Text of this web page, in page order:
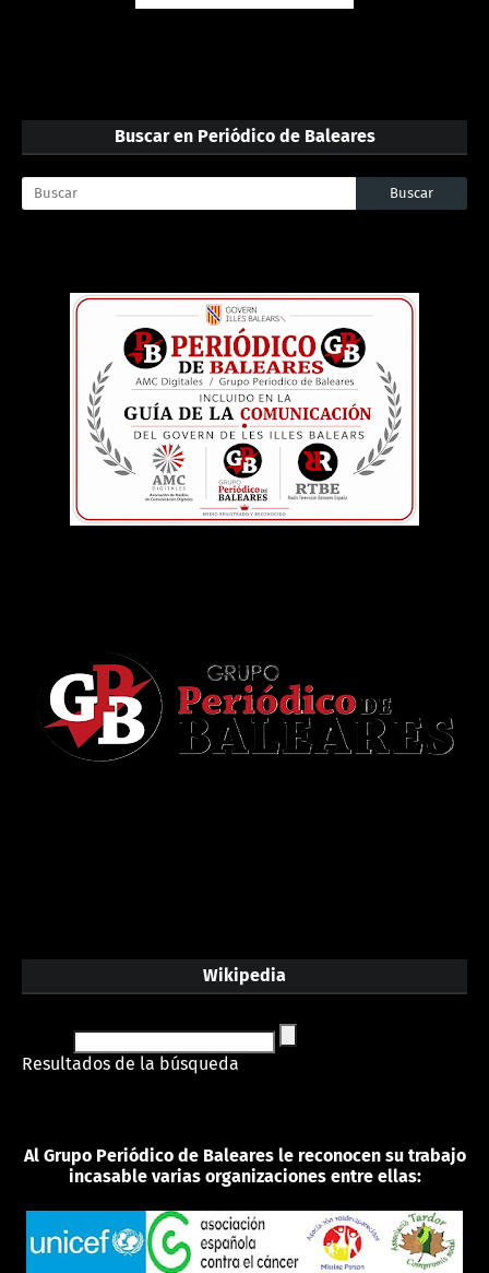
Buscar en Periódico de Baleares
Wikipedia
Resultados de la búsqueda
Al Grupo Periódico de Baleares le reconocen su trabajo
incasable varias organizaciones entre ellas: